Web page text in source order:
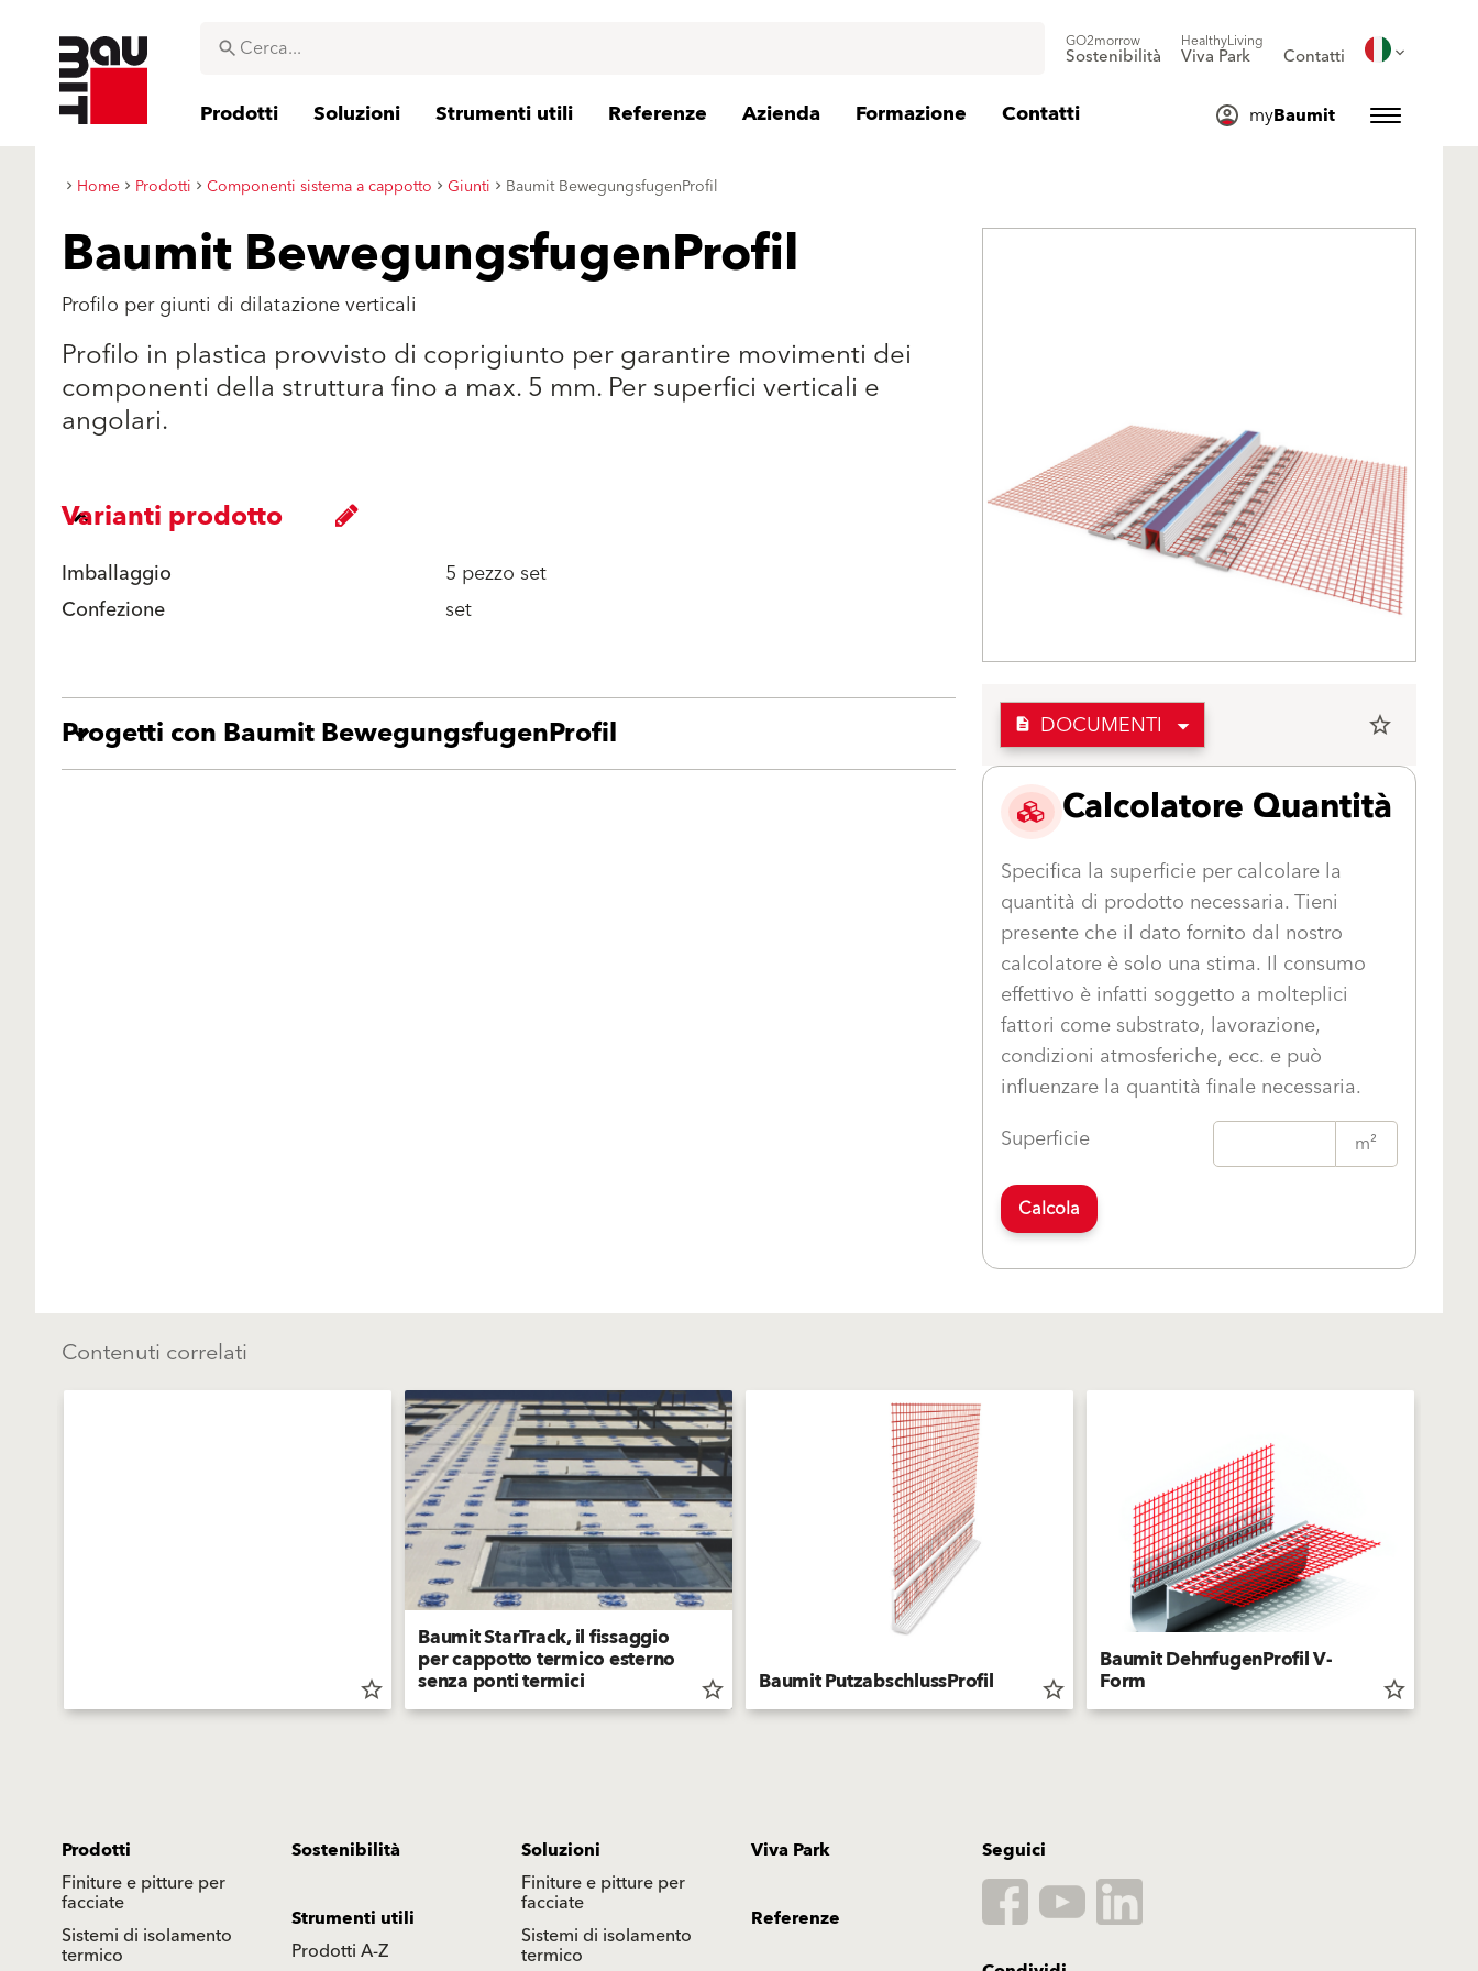
GO2morrow
Sostenibilità
HealthyLiving
Viva Park Contatti
Prodotti Soluzioni Strumenti utili Referenze Azienda Formazione Contatti myBaumit
Home Prodotti Componenti sistema a cappotto Giunti Baumit BewegungsfugenProfil
Baumit BewegungsfugenProfil
Profilo per giunti di dilatazione verticali
Profilo in plastica provvisto di coprigiunto per garantire movimenti dei
componenti della struttura fino a max. 5 mm. Per superfici verticali e
angolari.
Varianti prodotto
Imballaggio
5 pezzo set
Confezione
set
Progetti con Baumit BewegungsfugenProfil description DOCUMENTI star_border
Calcolatore Quantità
Specifica la superficie per calcolare la
quantità di prodotto necessaria. Tieni
presente che il dato fornito dal nostro
calcolatore è solo una stima. Il consumo
effettivo è infatti soggetto a molteplici
fattori come substrato, lavorazione,
condizioni atmosferiche, ecc. e può
influenzare la quantità finale necessaria.
Superficie
m²
Calcola
Contenuti correlati
star_border
Baumit StarTrack, il fissaggio
per cappotto termico esterno
senza ponti termici star_border Baumit PutzabschlussProfil star_border
Baumit DehnfugenProfil V-
Form star_border
Prodotti
Finiture e pitture per
facciate
Sistemi di isolamento
termico
Sostenibilità
Soluzioni
Finiture e pitture per
facciate
Sistemi di isolamento
termico
Viva Park
Strumenti utili
Prodotti A-Z
Referenze
Seguici